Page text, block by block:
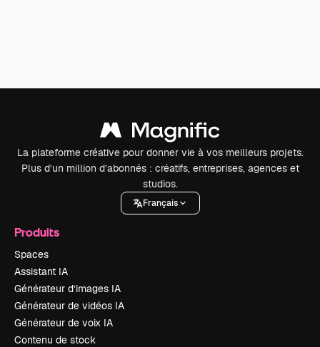
La plateforme créative pour donner vie à vos meilleurs projets.
Plus d’un million d’abonnés : créatifs, entreprises, agences et
studios.
Français
Produits
Spaces
Assistant IA
Générateur d’images IA
Générateur de vidéos IA
Générateur de voix IA
Contenu de stock